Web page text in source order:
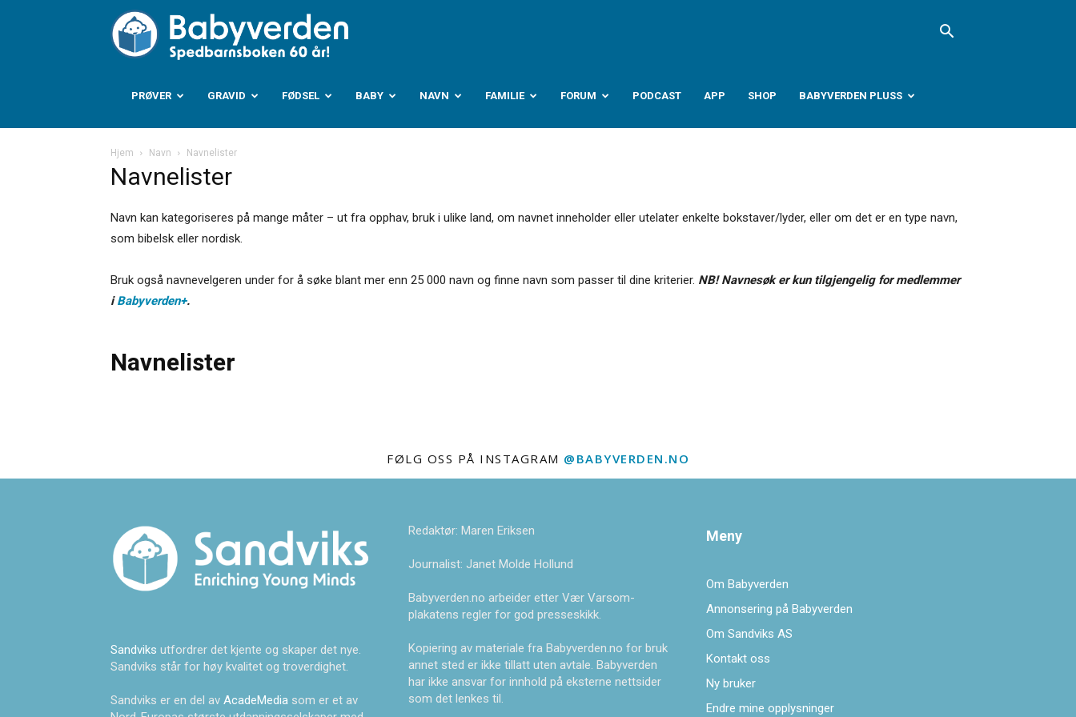
Babyverden.no
PRØVER GRAVID FØDSEL BABY NAVN FAMILIE FORUM PODCAST APP SHOP BABYVERDEN PLUSS
Hjem Navn Navnelister
Navnelister
Navn kan kategoriseres på mange måter – ut fra opphav, bruk i ulike land, om navnet inneholder eller utelater enkelte bokstaver/lyder, eller om det er en type navn,
som bibelsk eller nordisk.
Bruk også navnevelgeren under for å søke blant mer enn 25 000 navn og finne navn som passer til dine kriterier. NB! Navnesøk er kun tilgjengelig for medlemmer
iBabyverden+.
Navnelister
FØLG OSS PÅ INSTAGRAM @BABYVERDEN.NO
Sandviks utfordrer det kjente og skaper det nye.
Sandviks står for høy kvalitet og troverdighet.
Sandviks er en del av AcadeMedia som er et av
Redaktør: Maren Eriksen
Journalist: Janet Molde Hollund
Babyverden.no arbeider etter Vær Varsom-
plakatens regler for god presseskikk.
Kopiering av materiale fra Babyverden.no for bruk
annet sted er ikke tillatt uten avtale. Babyverden
har ikke ansvar for innhold på eksterne nettsider
som det lenkes til.
Meny
Om Babyverden
Annonsering på Babyverden
Om Sandviks AS
Kontakt oss
Ny bruker
Endre mine opplysninger